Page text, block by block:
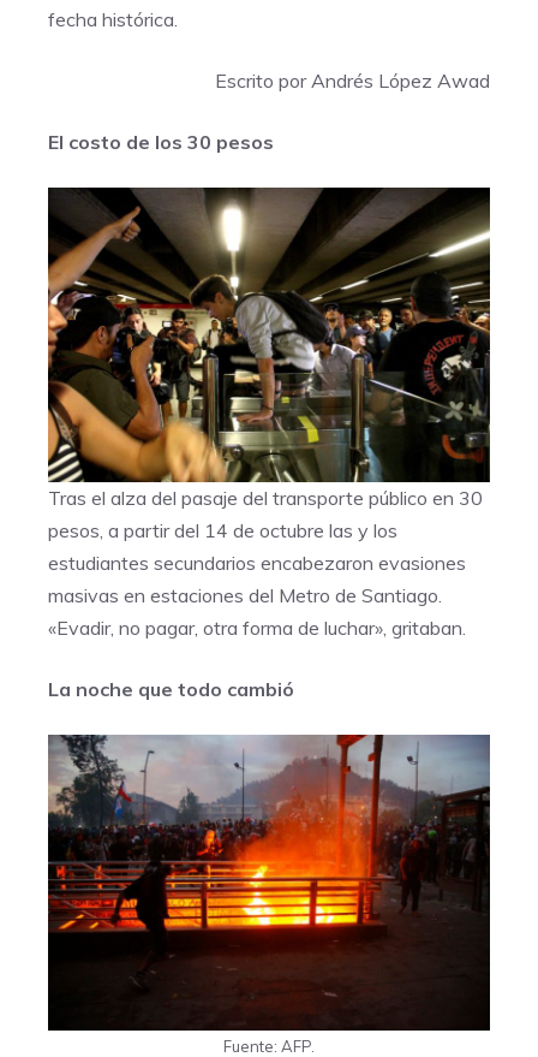
fecha histórica.
Escrito por Andrés López Awad
El costo de los 30 pesos
Tras el alza del pasaje del transporte público en 30
pesos, a partir del 14 de octubre las y los
estudiantes secundarios encabezaron evasiones
masivas en estaciones del Metro de Santiago.
«Evadir, no pagar, otra forma de luchar», gritaban.
La noche que todo cambió
Fuente: AFP.